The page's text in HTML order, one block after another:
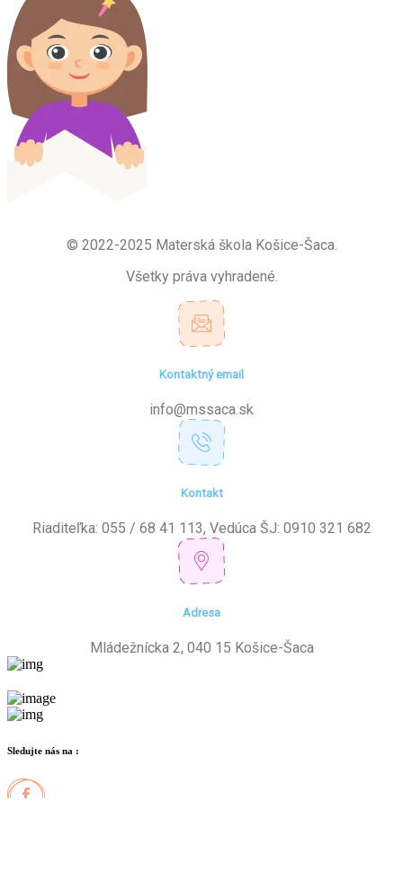
© 2022-2025 Materská škola Košice-Šaca.
Všetky práva vyhradené.
Kontaktný email
info@mssaca.sk
Kontakt
Riaditeľka: 055 / 68 41 113, Vedúca ŠJ: 0910 321 682
Adresa
Mládežnícka 2, 040 15 Košice-Šaca
Sledujte nás na :